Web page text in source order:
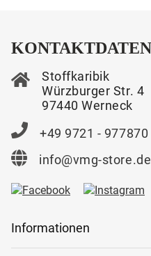
KONTAKTDATEN
Stoffkaribik
Würzburger Str. 4
97440 Werneck
+49 9721 - 977870
info@vmg-store.de
Informationen